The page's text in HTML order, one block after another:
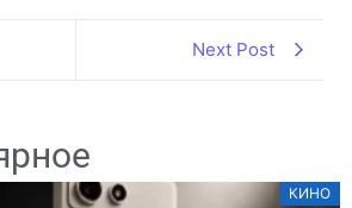
Next Post
КИНО